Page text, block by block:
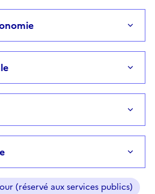
(réservé aux services publics)